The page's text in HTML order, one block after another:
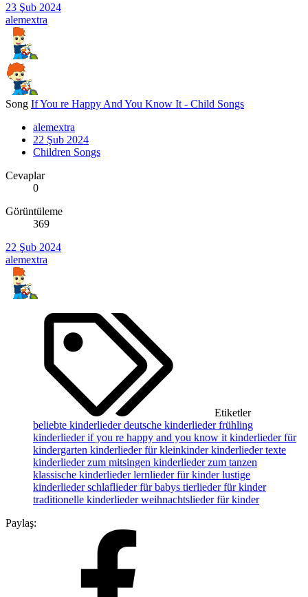
23 Şub 2024
alemextra
Song If You re Happy And You Know It - Child Songs
alemextra
22 Şub 2024
Children Songs
Cevaplar
0
Görüntüleme
369
22 Şub 2024
alemextra
Etiketler
beliebte kinderliederdeutsche kinderliederfrühling
kinderliederif you re happy and you know it kinderlieder für
kindergarten kinderlieder für kleinkinderkinderlieder texte
kinderlieder zum mitsingen kinderlieder zum tanzen
klassische kinderliederlernlieder für kinderlustige
kinderliederschlaflieder für babys tierlieder für kinder
traditionelle kinderliederweihnachtslieder für kinder
Paylaş: